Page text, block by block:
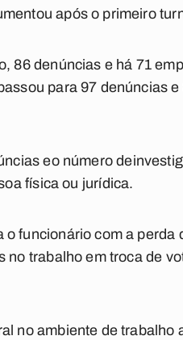
após o primeiro
86 denúncias e há 71
para 97 denúncias
eo número de
física ou jurídica.
funcionário com a perda
trabalho em troca de
no ambiente de trabalho